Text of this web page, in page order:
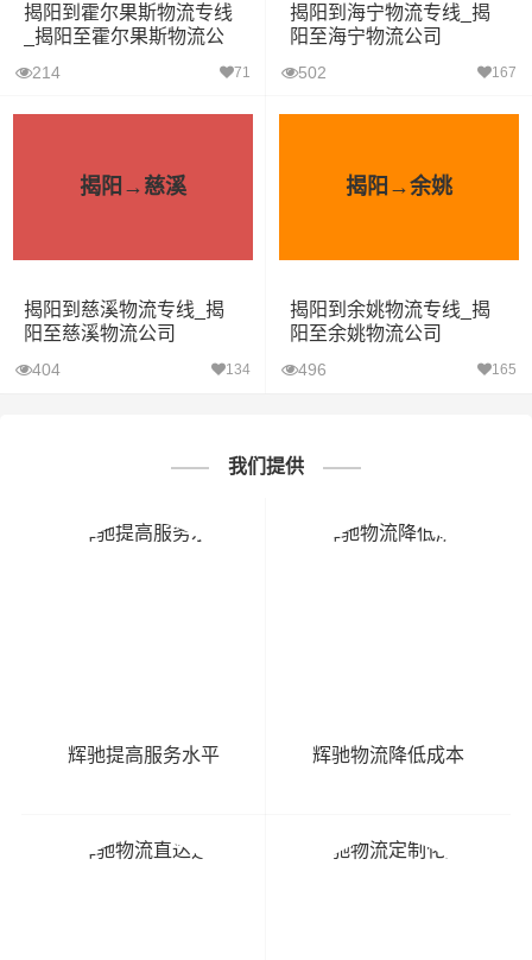
揭阳到霍尔果斯物流专线
_揭阳至霍尔果斯物流公
214 71
揭阳到海宁物流专线_揭
阳至海宁物流公司
502 167
揭阳→慈溪
揭阳到慈溪物流专线_揭
阳至慈溪物流公司
404 134
揭阳→余姚
揭阳到余姚物流专线_揭
阳至余姚物流公司
496 165
我们提供
辉驰提高服务水平 辉驰物流降低成本